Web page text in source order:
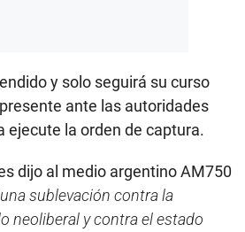
y solo seguirá su curso
ante las autoridades
ejecute la orden de captura.
dijo al medio argentino AM750
una sublevación contra la
neoliberal y contra el estado